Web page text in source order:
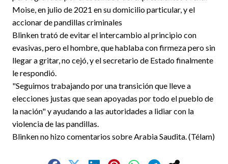
Moise, en julio de 2021 en su domicilio particular, y el
accionar de pandillas criminales
Blinken trató de evitar el intercambio al principio con
evasivas, pero el hombre, que hablaba con firmeza pero sin
llegar a gritar, no cejó, y el secretario de Estado finalmente
le respondió.
"Seguimos trabajando por una transición que lleve a
elecciones justas que sean apoyadas por todo el pueblo de
la nación" y ayudando a las autoridades a lidiar con la
violencia de las pandillas.
Blinken no hizo comentarios sobre Arabia Saudita. (Télam)